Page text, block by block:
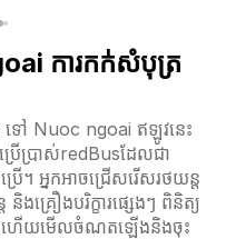
ការកក់សំបុត្រ
ទៅ Nuoc ngoai ឥឡូវនេះ
ើប្រាស់redBusដែលជា
។ អ្នកអាចជ្រើសរើសរថយន្ត
ងគ្រឿងបរិក្ខារផ្សេងៗ ពិនិត្យ
តហើយមើលចំណតឡើងនិងចុះ